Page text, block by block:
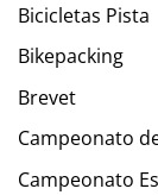
Bicicletas Pista
Bikepacking
Brevet
Campeonato
Campeonato